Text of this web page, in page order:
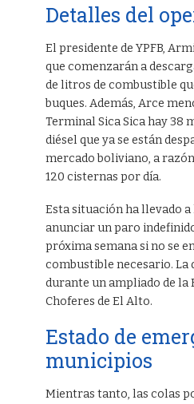
Detalles del
El presidente de YPFB,
que comenzarán a
de litros de combustible
buques. Además, Arce
Terminal Sica Sica hay 38
diésel que ya se están
mercado boliviano, a
120 cisternas por día.
Esta situación ha llevado
anunciar un paro
próxima semana si no se
combustible necesario. La
durante un ampliado de la
Choferes de El Alto.
Estado de
municipios
Mientras tanto, las colas